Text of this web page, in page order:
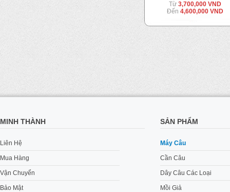
7,500,000 VND
Từ 3,700,000 VND
Đến 4,600,000 VND
MINH THÀNH
Liên Hệ
Mua Hàng
Vận Chuyển
Bảo Mật
SẢN PHẨM
Máy Câu
Cần Câu
Dây Câu Các Loại
Mồi Giả